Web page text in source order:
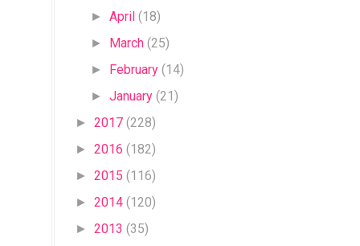
►April (18)
► March (25)
► February (14)
►January (21)
► 2017 (228)
► 2016 (182)
► 2015 (116)
► 2014 (120)
► 2013 (35)